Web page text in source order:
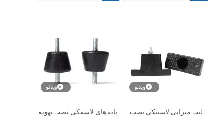
ویدئو
لنت میرایی لاستیکی نصب
ویدئو
پایه های لاستیکی نصب تهویه